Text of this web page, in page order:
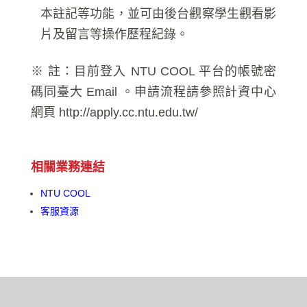
本註記等功能，並可由後台觀察學生觀看影
片及留言等操作歷程紀錄。
※ 註：目前登入 NTU COOL 平台的帳號密
碼同臺大 Email 。 申請流程請參照計資中心
網頁 http://apply.cc.ntu.edu.tw/
相關業務連結
NTU COOL
客服資源